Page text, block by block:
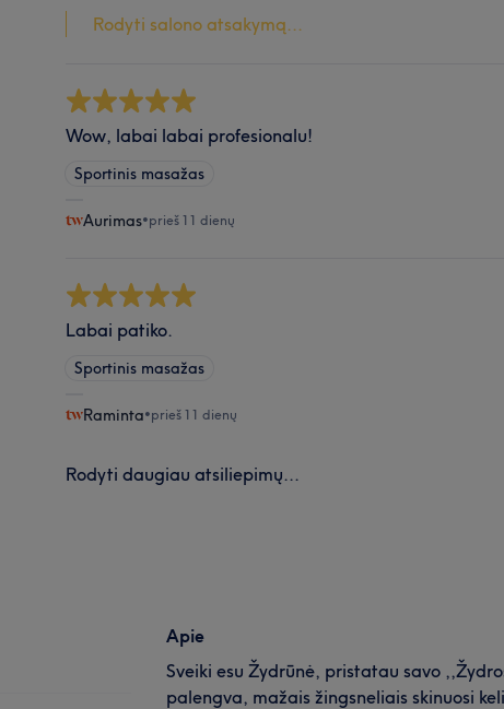
Rodyti salono atsakymą...
Wow, labai labai profesionalu!
Sportinis masažas
Aurimas•prieš 11 dienų
Labai patiko.
Sportinis masažas
Raminta•prieš 11 dienų
Rodyti daugiau atsiliepimų...
Apie
Sveiki esu Žydrūnė, pristatau savo
palengva, mažais žingsneliais skinuosi